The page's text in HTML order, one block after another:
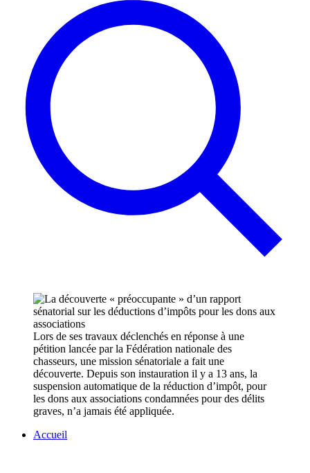
Lors de ses travaux déclenchés en réponse à une
pétition lancée par la Fédération nationale des
chasseurs, une mission sénatoriale a fait une
découverte. Depuis son instauration il y a 13 ans, la
suspension automatique de la réduction d’impôt, pour
les dons aux associations condamnées pour des délits
graves, n’a jamais été appliquée.
Accueil